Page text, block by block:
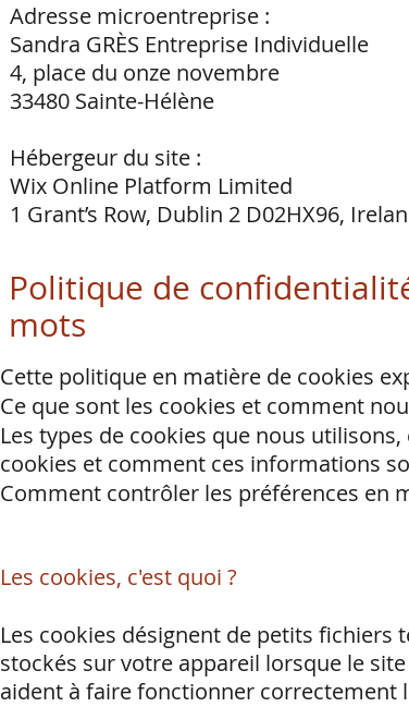
Adresse microentreprise :
Sandra GRÈS Entreprise Individuelle
4, place du onze novembre
33480 Sainte-Hélène
Hébergeur du site :
Wix Online Platform Limited
1 Grant’s Row, Dublin 2 D02HX96,
Politique de
mots
Cette politique en matière de cookies
Ce que sont les cookies et comment
Les types de cookies que nous
cookies et comment ces informations
Comment contrôler les préférences en
Les cookies, c'est quoi ?
Les cookies désignent de petits
stockés sur votre appareil lorsque le
aident à faire fonctionner correctement